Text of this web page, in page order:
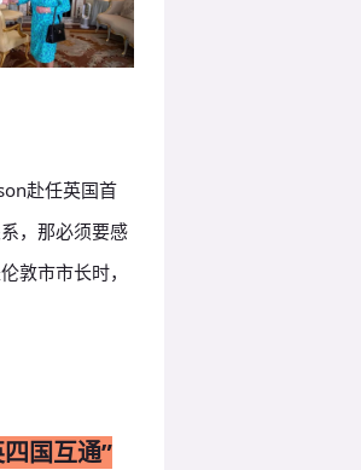
赴任英国首
，那必须要感
敦市市长时，
国互通”